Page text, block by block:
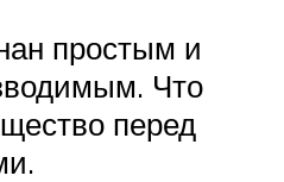
простым и
Что
перед